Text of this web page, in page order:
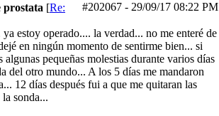
#202067 - 29/09/17 08:22 PM
prostata [Re:
estoy operado.... la verdad... no me enteré de
en ningún momento de sentirme bien... si
algunas pequeñas molestias durante varios días
del otro mundo... A los 5 días me mandaron
12 días después fui a que me quitaran las
la sonda...